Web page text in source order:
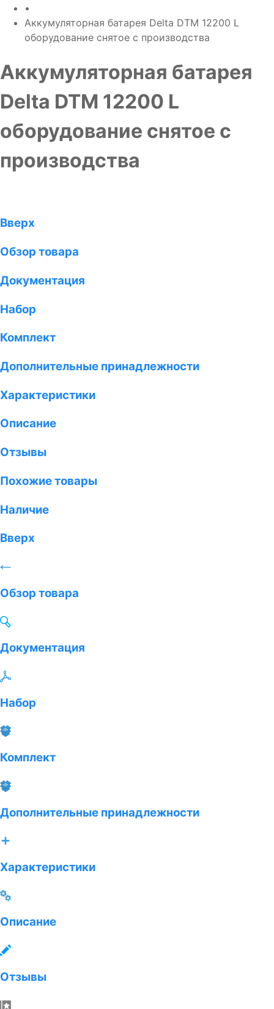
•
Аккумуляторная батарея Delta DTM 12200 L
оборудование снятое с производства
Аккумуляторная батарея
Delta DTM 12200 L
оборудование снятое с
производства
Вверх
Обзор товара
Документация
Набор
Комплект
Дополнительные принадлежности
Характеристики
Описание
Отзывы
Похожие товары
Наличие
Вверх
Обзор товара
Документация
Набор
Комплект
Дополнительные принадлежности
Характеристики
Описание
Отзывы